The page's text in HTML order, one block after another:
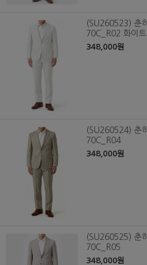
(SU260523) 춘
70C_R02 화이트
348,000원
(SU260524) 춘
70C_R04
348,000원
(SU260525) 춘
70C_R05
348,000원